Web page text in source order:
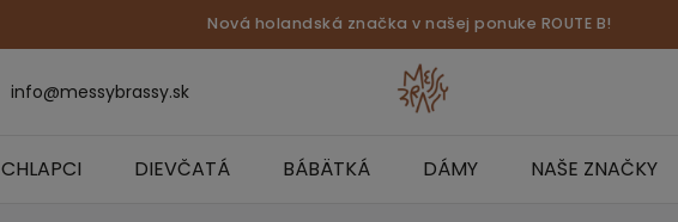
Nová holandská značka v našej ponuke ROUTE B!
info@messybrassy.sk
CHLAPCI DIEVČATÁ BÁBÄTKÁ DÁMY NAŠE ZNAČKY